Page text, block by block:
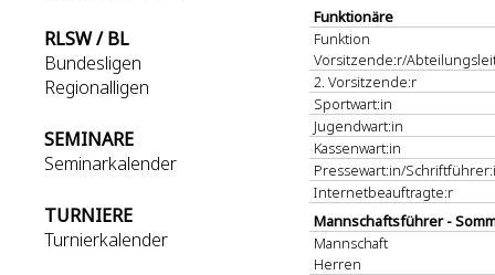
RLSW / BL
Bundesligen
Regionalligen
SEMINARE
Seminarkalender
TURNIERE
Turnierkalender
Funktionäre
Funktion
Vorsitzende:r/
2. Vorsitzende:r
Sportwart:in
Jugendwart:in
Kassenwart:in
Pressewart:in/
Internetbeauftragte:r
Mannschaftsführer -
Mannschaft
Herren